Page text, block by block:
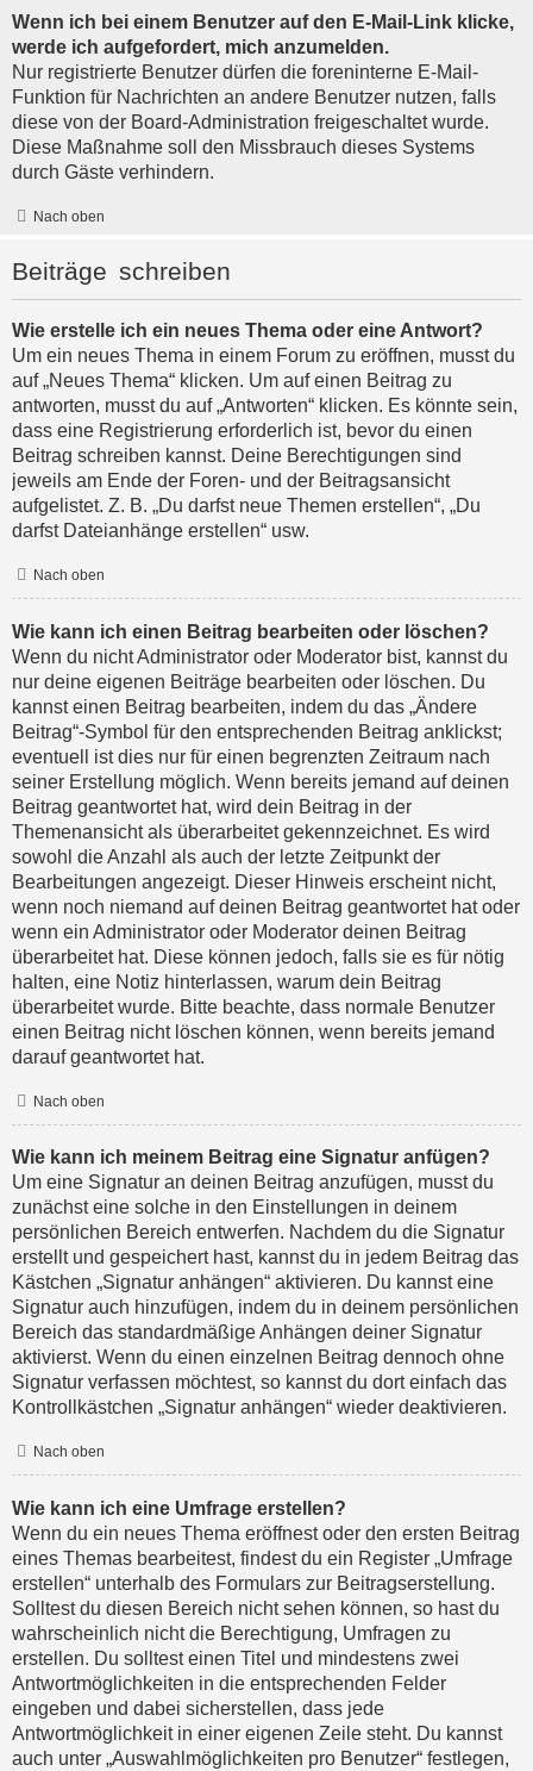
Wenn ich bei einem Benutzer auf den E-Mail-Link klicke,
werde ich aufgefordert, mich anzumelden.
Nur registrierte Benutzer dürfen die foreninterne E-Mail-
Funktion für Nachrichten an andere Benutzer nutzen, falls
diese von der Board-Administration freigeschaltet wurde.
Diese Maßnahme soll den Missbrauch dieses Systems
durch Gäste verhindern.
Nach oben
Beiträge schreiben
Wie erstelle ich ein neues Thema oder eine Antwort?
Um ein neues Thema in einem Forum zu eröffnen, musst du
auf „Neues Thema“ klicken. Um auf einen Beitrag zu
antworten, musst du auf „Antworten“ klicken. Es könnte sein,
dass eine Registrierung erforderlich ist, bevor du einen
Beitrag schreiben kannst. Deine Berechtigungen sind
jeweils am Ende der Foren- und der Beitragsansicht
aufgelistet. Z. B. „Du darfst neue Themen erstellen“, „Du
darfst Dateianhänge erstellen“ usw.
Nach oben
Wie kann ich einen Beitrag bearbeiten oder löschen?
Wenn du nicht Administrator oder Moderator bist, kannst du
nur deine eigenen Beiträge bearbeiten oder löschen. Du
kannst einen Beitrag bearbeiten, indem du das „Ändere
Beitrag“-Symbol für den entsprechenden Beitrag anklickst;
eventuell ist dies nur für einen begrenzten Zeitraum nach
seiner Erstellung möglich. Wenn bereits jemand auf deinen
Beitrag geantwortet hat, wird dein Beitrag in der
Themenansicht als überarbeitet gekennzeichnet. Es wird
sowohl die Anzahl als auch der letzte Zeitpunkt der
Bearbeitungen angezeigt. Dieser Hinweis erscheint nicht,
wenn noch niemand auf deinen Beitrag geantwortet hat oder
wenn ein Administrator oder Moderator deinen Beitrag
überarbeitet hat. Diese können jedoch, falls sie es für nötig
halten, eine Notiz hinterlassen, warum dein Beitrag
überarbeitet wurde. Bitte beachte, dass normale Benutzer
einen Beitrag nicht löschen können, wenn bereits jemand
darauf geantwortet hat.
Nach oben
Wie kann ich meinem Beitrag eine Signatur anfügen?
Um eine Signatur an deinen Beitrag anzufügen, musst du
zunächst eine solche in den Einstellungen in deinem
persönlichen Bereich entwerfen. Nachdem du die Signatur
erstellt und gespeichert hast, kannst du in jedem Beitrag das
Kästchen „Signatur anhängen“ aktivieren. Du kannst eine
Signatur auch hinzufügen, indem du in deinem persönlichen
Bereich das standardmäßige Anhängen deiner Signatur
aktivierst. Wenn du einen einzelnen Beitrag dennoch ohne
Signatur verfassen möchtest, so kannst du dort einfach das
Kontrollkästchen „Signatur anhängen“ wieder deaktivieren.
Nach oben
Wie kann ich eine Umfrage erstellen?
Wenn du ein neues Thema eröffnest oder den ersten Beitrag
eines Themas bearbeitest, findest du ein Register „Umfrage
erstellen“ unterhalb des Formulars zur Beitragserstellung.
Solltest du diesen Bereich nicht sehen können, so hast du
wahrscheinlich nicht die Berechtigung, Umfragen zu
erstellen. Du solltest einen Titel und mindestens zwei
Antwortmöglichkeiten in die entsprechenden Felder
eingeben und dabei sicherstellen, dass jede
Antwortmöglichkeit in einer eigenen Zeile steht. Du kannst
auch unter „Auswahlmöglichkeiten pro Benutzer“ festlegen,